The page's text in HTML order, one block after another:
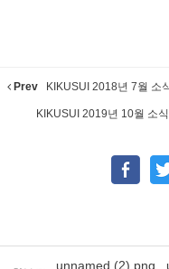
Prev KIKUSUI 2018년 7월 소
KIKUSUI 2019년 10월 소
unnamed (2).png,